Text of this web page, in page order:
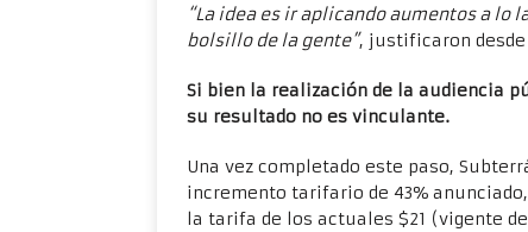
“La idea es ir aplicando aumentos a lo
bolsillo de la gente”, justificaron desde
Si bien la realización de la audiencia
su resultado no es vinculante.
Una vez completado este paso,
incremento tarifario de 43%
la tarifa de los actuales $21 (vigente